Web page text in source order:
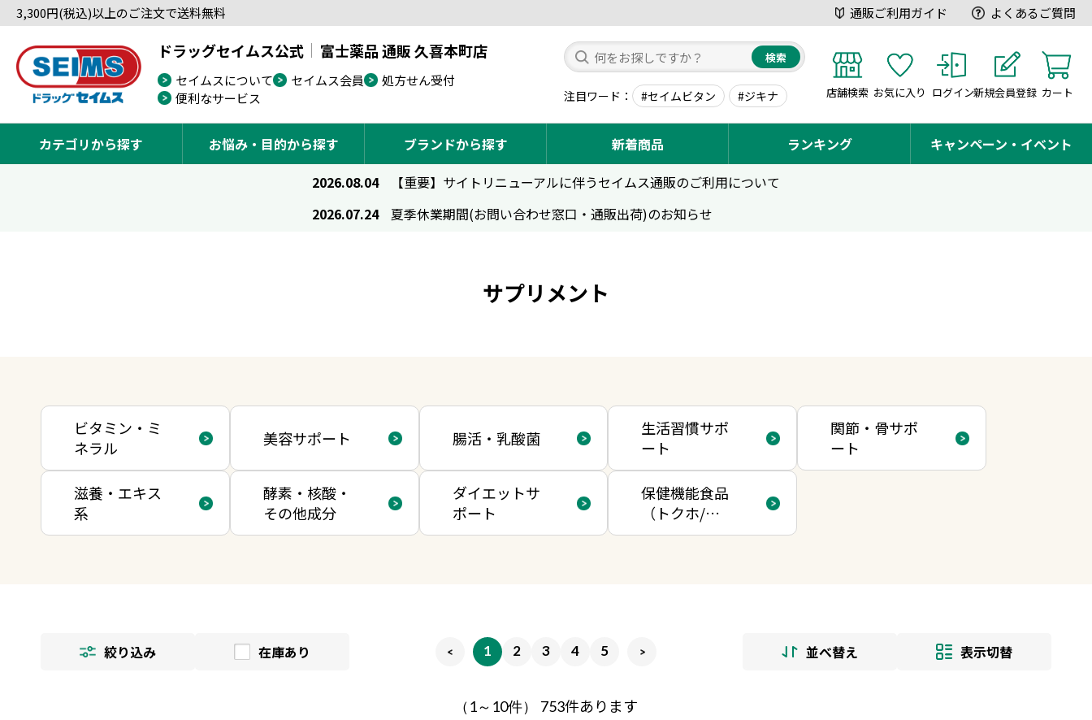
3,300円(税込)以上のご注文で送料無料 通販ご利用ガイド よくあるご質問
ドラッグセイムス公式 富士薬品 通販 久喜本町店
セイムスについて セイムス会員
処方せん受付
便利なサービス
検索
注目ワード #セイムビタン #ジキナ 店舗検索 お気に入り ログイン新規会員登録 カート
カテゴリから探す お悩み・目的から探す ブランドから探す 新着商品 ランキング
キャンペーン・イベント
2026.08.04
【重要】サイトリニューアルに伴うセイムス通販のご利用について
2026.07.24
夏季休業期間(お問い合わせ窓口・通販出荷)のお知らせ
サプリメント
ビタミン・ミ
ネラル
美容サポート 腸活・乳酸菌
生活習慣サポ
ート
関節・骨サポ
ート
滋養・エキス
系
酵素・核酸・
その他成分
ダイエットサ
ポート
保健機能食品
（トクホ/機
能性表示/栄
絞り込み 在庫あり 1 2 3 4 5 並べ替え 表示切替
（1～10件） 753件あります